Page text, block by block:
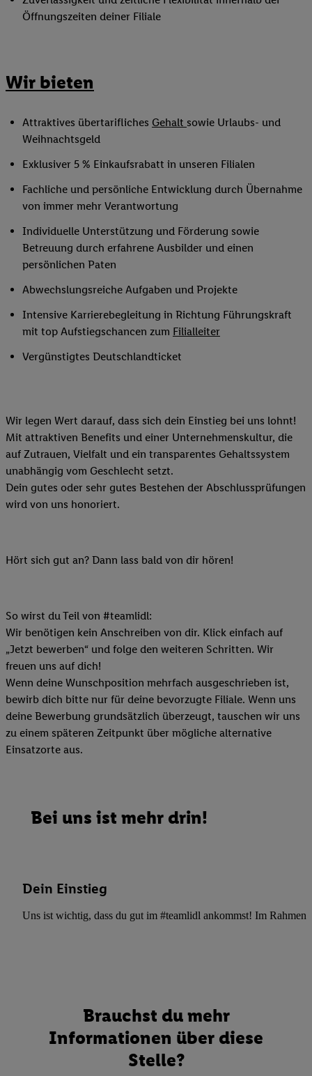
Öffnungszeiten deiner Filiale
Wir bieten
Attraktives übertarifliches Gehalt sowie Urlaubs- und
Weihnachtsgeld
Exklusiver 5 % Einkaufsrabatt in unseren Filialen
Fachliche und persönliche Entwicklung durch Übernahme
von immer mehr Verantwortung
Individuelle Unterstützung und Förderung sowie
Betreuung durch erfahrene Ausbilder und einen
persönlichen Paten
Abwechslungsreiche Aufgaben und Projekte
Intensive Karrierebegleitung in Richtung Führungskraft
mit top Aufstiegschancen zum Filialleiter
Vergünstigtes Deutschlandticket
Wir legen Wert darauf, dass sich dein Einstieg bei uns lohnt!
Mit attraktiven Benefits und einer Unternehmenskultur, die
auf Zutrauen, Vielfalt und ein transparentes Gehaltssystem
unabhängig vom Geschlecht setzt.
Dein gutes oder sehr gutes Bestehen der Abschlussprüfungen
wird von uns honoriert.
Hört sich gut an? Dann lass bald von dir hören!
So wirst du Teil von #teamlidl:
Wir benötigen kein Anschreiben von dir. Klick einfach auf
„Jetzt bewerben“ und folge den weiteren Schritten. Wir
freuen uns auf dich!
Wenn deine Wunschposition mehrfach ausgeschrieben ist,
bewirb dich bitte nur für deine bevorzugte Filiale. Wenn uns
deine Bewerbung grundsätzlich überzeugt, tauschen wir uns
zu einem späteren Zeitpunkt über mögliche alternative
Einsatzorte aus.
Bei uns ist mehr drin!
Dein Einstieg
Uns ist wichtig, dass du gut im #teamlidl ankommst! Im Rahmen
Brauchst du mehr
Informationen über diese
Stelle?